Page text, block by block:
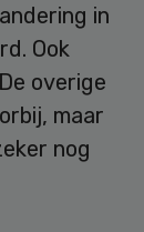
in
Ook
overige
maar
nog